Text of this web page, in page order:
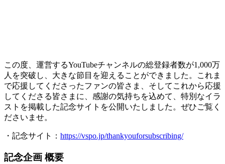
この度、運営するYouTubeチャンネルの総登録者数が1,000万
人を突破し、大きな節目を迎えることができました。これま
で応援してくださったファンの皆さま、そしてこれから応援
してくださる皆さまに、感謝の気持ちを込めて、特別なイラ
ストを掲載した記念サイトを公開いたしました。ぜひご覧く
ださいませ。
・記念サイト： https://vspo.jp/thankyouforsubscribing/
記念企画 概要